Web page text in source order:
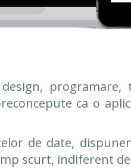
ca o
de date,
scurt, indiferent